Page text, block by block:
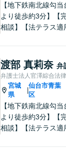
【地下鉄南北線勾
より徒歩約3分】【
相談】【法テラス適
れず！」をモットー
い事務所を築いてい
に日々の業務に勤し
ます。法律問題で
はお気軽にご相談く
渡部 真莉奈 弁
弁護士法人官澤綜合法
宮城
県
|
仙台市青葉
区
【地下鉄南北線勾
より徒歩約3分】【
相談】【法テラス適
してよかった」と言